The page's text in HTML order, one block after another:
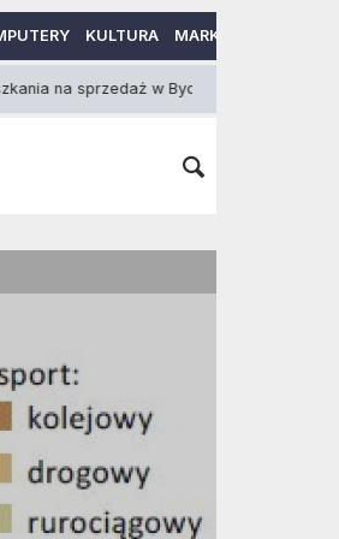
KULTURA MARKETING
w Bydgoszczy?